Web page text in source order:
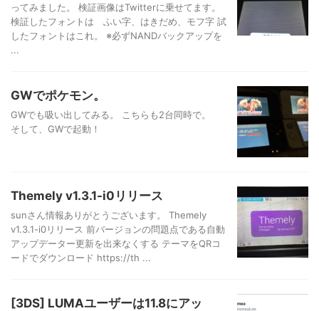
ってみました。 検証画像はTwitterに乗せてます。
検証したフォントは ふい字、はきだめ、モフ字 試
したフォントはこれ。 ※必ずNANDバックアップを
...
GWでポケモン。
GWでも吸い出してみる。 こちらも2台同時で。
そして、GWで起動！
Themely v1.3.1-i0リリース
sunさん情報ありがとうございます。 Themely
v1.3.1-i0リリース 前バージョンの問題点である自動
アップデーター更新を出来なくする テーマをQRコ
ードでダウンロード https://th ...
[3DS] LUMAユーザーは11.8にアッ